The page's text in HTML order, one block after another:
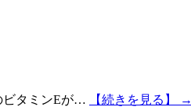
ビタミンEが… 【続きを見る】 →